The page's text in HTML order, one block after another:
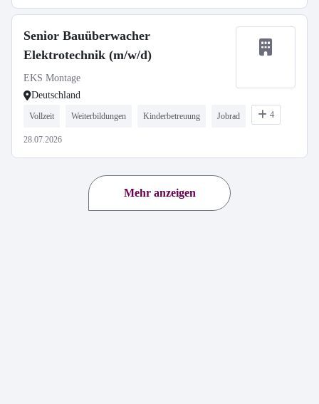
Senior Bauüberwacher
Elektrotechnik (m/w/d)
EKS Montage
Deutschland
Vollzeit Weiterbildungen Kinderbetreuung Jobrad 4
28.07.2026
Mehr anzeigen